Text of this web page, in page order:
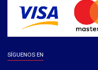
SÍGUENOS EN